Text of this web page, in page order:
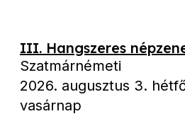
III. Hangszeres
Szatmárnémeti
2026. augusztus 3.
vasárnap